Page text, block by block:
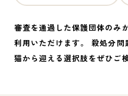
審査を通過した保護団体のみ
利用いただけます。 殺処分
猫から迎える選択肢をぜひご